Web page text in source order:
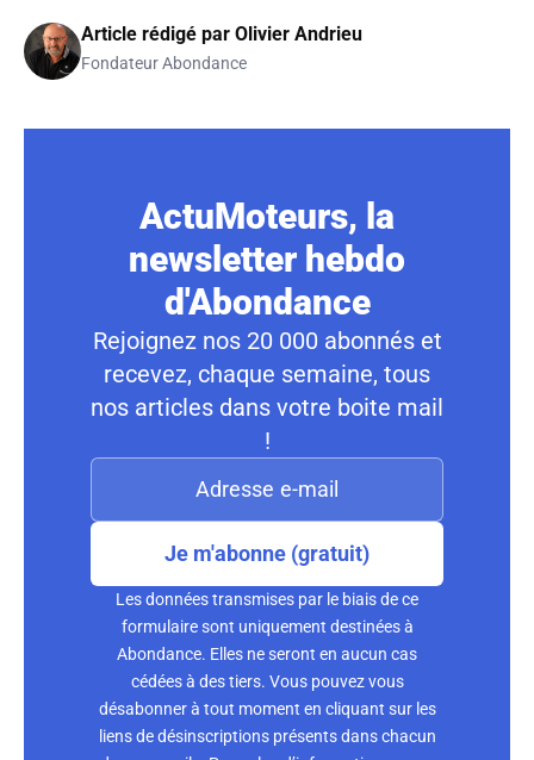
Article rédigé par Olivier Andrieu
Fondateur Abondance
ActuMoteurs, la
newsletter hebdo
d'Abondance
Rejoignez nos 20 000 abonnés et
recevez, chaque semaine, tous
nos articles dans votre boite mail
!
Je m'abonne (gratuit)
Les données transmises par le biais de ce
formulaire sont uniquement destinées à
Abondance. Elles ne seront en aucun cas
cédées à des tiers. Vous pouvez vous
désabonner à tout moment en cliquant sur les
liens de désinscriptions présents dans chacun